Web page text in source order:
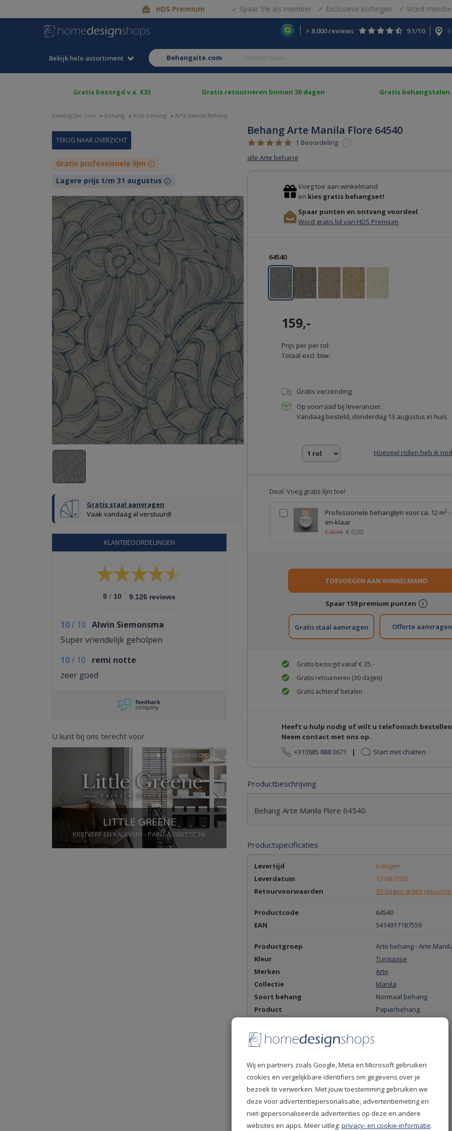
HDS Premium Spaar 5% als member Exclusieve kortingen Word
> 8.000 reviews 9.1/10
Bekijk hele assortiment behangsite.com
Gratis bezorgd v.a. €35 Gratis retourneren binnen 30 dagen Gratis behangstalen
BehangSite.com » Behang » Arte behang » Arte Manila Behang
Behang Arte Manila Flore 64540
5.0
rating
1 Beoordeling
alle Arte behang
Gratis professionele lijm
Lagere prijs t/m 31 augustus
Gratis staal aanvragen
Vaak vandaag al verstuurd!
KLANTBEOORDELINGEN
9 / 10 9.126 reviews
10/ 10 Alwin Siemonsma
Super vriendelijk geholpen
10/ 10
remi notte
zeer goed
U kunt bij ons terecht voor
LITTLE GREENE
KRIJTVERF EN KALKVERF - PAINT & GREENE.NL
Next
1 2 3 4 6 7 8 9 1011 12
Voeg toe aan winkelmand
en kies gratis behangset!
Spaar punten en ontvang voordeel
Word gratis lid van HDS Premium
64540
159,-
Prijs per per rol:
Totaal excl. btw:
Gratis verzending
Op voorraad bij leverancier.
Vandaag besteld, donderdag 13 augustus in huis.
Hoeveel rollen heb ik
Deal: Voeg gratis lijm toe!
Professionele behanglijm voor ca. 12 m²
en-klaar
€ 20,00 € 0,00
Spaar159premium punten i
Gratis staal aanvragen
Gratis bezorgd vanaf € 35,-
Gratis retourneren (30 dagen)
Gratis achteraf betalen
Heeft u hulp nodig of wilt u telefonisch
Neem contact met ons op.
+31(0)85 888 3671
| Start met chatten
Productbeschrijving
Behang Arte Manila Flore 64540
Productspecificaties
Levertijd
6 dagen
Leverdatum
13-08-2026
Retourvoorwaarden
30 dagen gratis
Productcode
64540
EAN
5414917187559
Productgroep
Arte behang - Arte
Kleur
Turquoise
Merken
Arte
Collectie
Manila
Soort behang
Normaal behang
Product
Papierbehang
Rolbreedte
Rollengte
1005 cm
Patroonafstand
45 cm
Producteigenschappen
Luxe behang
Dessin
Arte - Flore
Wij en partners zoals Google, Meta en Microsoft gebruiken
cookies en vergelijkbare identifiers om gegevens over je
bezoek te verwerken. Met jouw toestemming gebruiken we
deze voor advertentiepersonalisatie, advertentiemeting en
niet-gepersonaliseerde advertenties op deze en andere
websites en apps. Meer uitleg: privacy- en cookie-informatie.